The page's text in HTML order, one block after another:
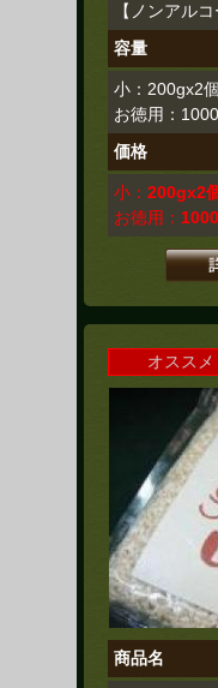
【ノンアル
容量
小：200gx2
お徳用：
価格
小：200gx2
お徳用：
オススメ
商品名